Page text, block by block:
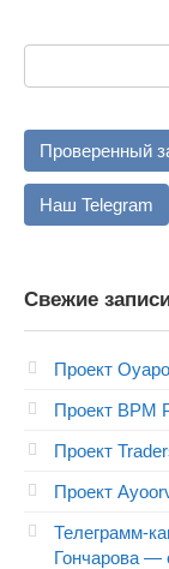
Проверенный
Наш Telegram
Свежие
Проект
Проект BPM
Проект
Проект
Телеграмм-
Гончарова —